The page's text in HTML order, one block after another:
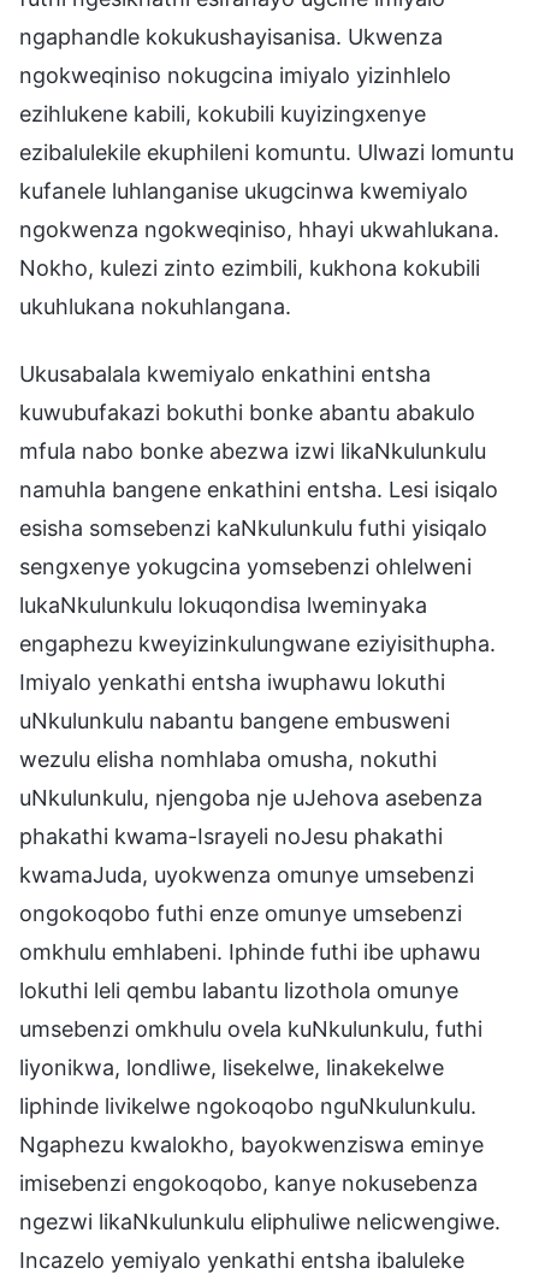
ngaphandle kokukushayisanisa. Ukwenza
ngokweqiniso nokugcina imiyalo yizinhlelo
ezihlukene kabili, kokubili kuyizingxenye
ezibalulekile ekuphileni komuntu. Ulwazi lomuntu
kufanele luhlanganise ukugcinwa kwemiyalo
ngokwenza ngokweqiniso, hhayi ukwahlukana.
Nokho, kulezi zinto ezimbili, kukhona kokubili
ukuhlukana nokuhlangana.
Ukusabalala kwemiyalo enkathini entsha
kuwubufakazi bokuthi bonke abantu abakulo
mfula nabo bonke abezwa izwi likaNkulunkulu
namuhla bangene enkathini entsha. Lesi isiqalo
esisha somsebenzi kaNkulunkulu futhi yisiqalo
sengxenye yokugcina yomsebenzi ohlelweni
lukaNkulunkulu lokuqondisa lweminyaka
engaphezu kweyizinkulungwane eziyisithupha.
Imiyalo yenkathi entsha iwuphawu lokuthi
uNkulunkulu nabantu bangene embusweni
wezulu elisha nomhlaba omusha, nokuthi
uNkulunkulu, njengoba nje uJehova asebenza
phakathi kwama-Israyeli noJesu phakathi
kwamaJuda, uyokwenza omunye umsebenzi
ongokoqobo futhi enze omunye umsebenzi
omkhulu emhlabeni. Iphinde futhi ibe uphawu
lokuthi leli qembu labantu lizothola omunye
umsebenzi omkhulu ovela kuNkulunkulu, futhi
liyonikwa, londliwe, lisekelwe, linakekelwe
liphinde livikelwe ngokoqobo nguNkulunkulu.
Ngaphezu kwalokho, bayokwenziswa eminye
imisebenzi engokoqobo, kanye nokusebenza
ngezwi likaNkulunkulu eliphuliwe nelicwengiwe.
Incazelo yemiyalo yenkathi entsha ibaluleke